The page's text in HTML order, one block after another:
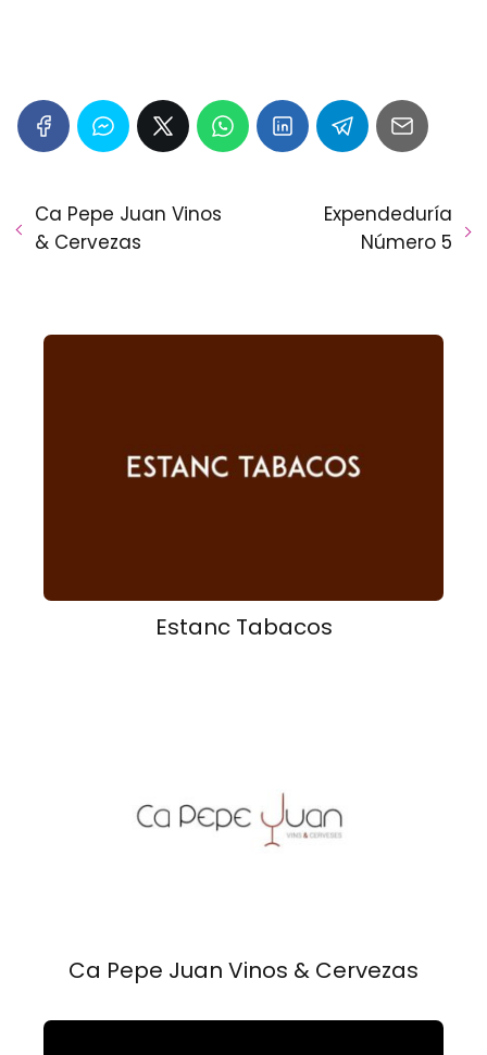
Ca Pepe Juan Vinos
& Cervezas
Expendeduría
Número 5
Estanc Tabacos
Ca Pepe Juan Vinos & Cervezas